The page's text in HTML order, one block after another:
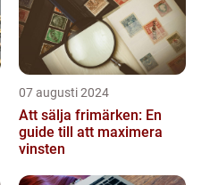
07 augusti 2024
Att sälja frimärken: En
guide till att maximera
vinsten